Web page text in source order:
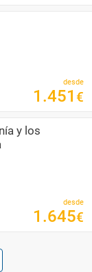
desde
1 .451 €
y los
desde
1 .645€